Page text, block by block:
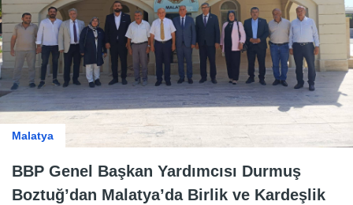
Malatya
BBP Genel Başkan Yardımcısı Durmuş
Boztuğ’dan Malatya’da Birlik ve Kardeşlik